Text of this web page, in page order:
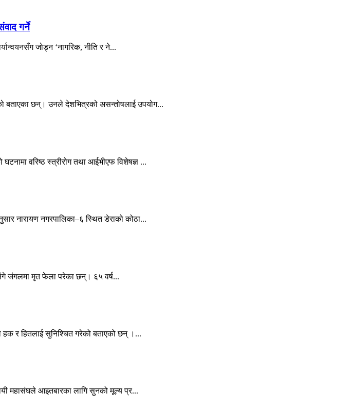
गर्ने
जोड्न ‘नागरिक, नीति र ने...
बताएका छन्। उनले देशभित्रको असन्तोषलाई उपयोग...
वरिष्ठ स्त्रीरोग तथा आईभीएफ विशेषज्ञ ...
नारायण नगरपालिका–६ स्थित डेराको कोठा...
जंगलमा मृत फेला परेका छन्। ६५ वर्ष...
हक र हितलाई सुनिश्चित गरेको बताएको छन् ।...
महासंघले आइतबारका लागि सुनको मूल्य प्र...